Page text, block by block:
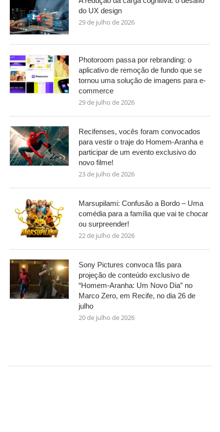
do UX design
29 de julho de 2026
Photoroom passa por rebranding: o
aplicativo de remoção de fundo que se
tornou uma solução de imagens para e-
commerce
29 de julho de 2026
Recifenses, vocês foram convocados
para vestir o traje do Homem-Aranha e
participar de um evento exclusivo do
novo filme!
23 de julho de 2026
Marsupilami: Confusão a Bordo – Uma
comédia para a família que vai te chocar
ou surpreender!
22 de julho de 2026
Sony Pictures convoca fãs para
projeção de conteúdo exclusivo de
“Homem-Aranha: Um Novo Dia” no
Marco Zero, em Recife, no dia 26 de
julho
20 de julho de 2026